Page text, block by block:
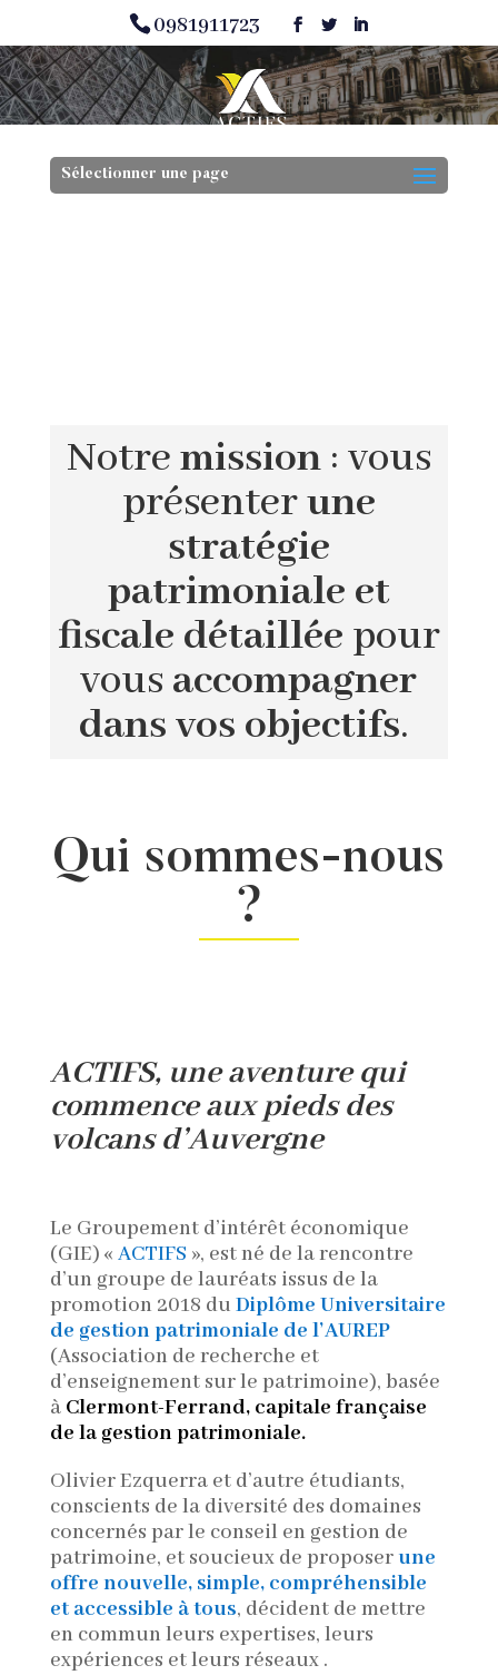
0981911723
Sélectionner une page
Notremission: vous
présenterune
stratégie
patrimoniale et
fiscale détaillée pour
vous accompagner
dans vos objectifs.
Qui sommes-nous
?
ACTIFS, une aventure qui
commence aux pieds des
volcans d’Auvergne
Le Groupement d’intérêt économique
(GIE) « ACTIFS », est né de la rencontre
d’un groupe de lauréats issus de la
promotion 2018 du Diplôme Universitaire
de gestion patrimoniale de l’AUREP
(Association de recherche et
d’enseignement sur le patrimoine), basée
à Clermont-Ferrand, capitale française
de la gestion patrimoniale.
Olivier Ezquerra et d’autre étudiants,
conscients de la diversité des domaines
concernés par le conseil en gestion de
patrimoine, et soucieux de proposerune
offre nouvelle, simple, compréhensible
et accessible à tous, décident de mettre
en commun leurs expertises, leurs
expériences et leurs réseaux .